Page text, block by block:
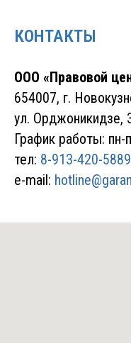
КОНТАКТЫ
ООО «Правовой
654007, г.
ул. Орджоникидзе,
График работы: пн-
тел: 8-913-420-5889
e-mail: